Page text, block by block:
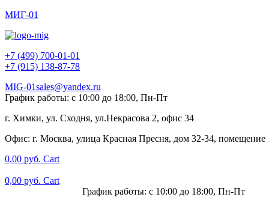
МИГ-01
+7 (499) 700-01-01
+7 (915) 138-87-78
MIG-01sales@yandex.ru
График работы: с 10:00 до 18:00, Пн-Пт
г. Химки, ул. Сходня, ул.Некрасова 2, офис 34
Офис: г. Москва, улица Красная Пресня, дом 32-34,
0,00 руб. Cart
0,00 руб. Cart
График работы: с 10:00 до 18:00, Пн-Пт